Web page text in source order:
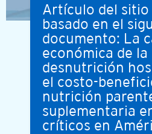
Artículo del sitio
basado en el
documento: La
económica de la
desnutrición
el costo-
nutrición
suplementaria
críticos en